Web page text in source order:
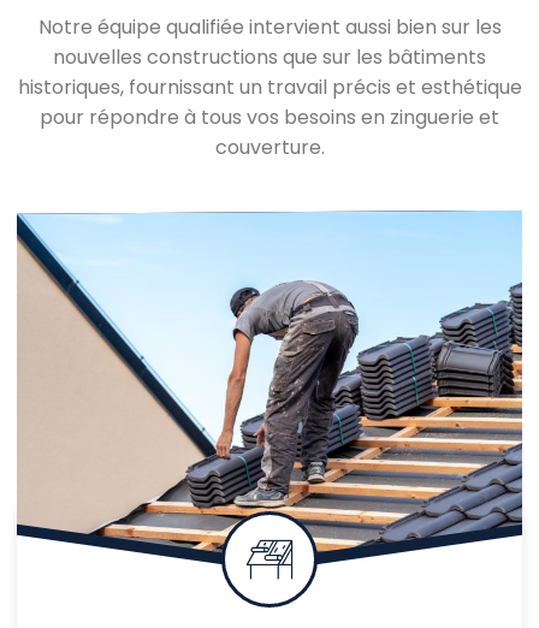
Notre équipe qualifiée intervient aussi bien sur les
nouvelles constructions que sur les bâtiments
historiques, fournissant un travail précis et esthétique
pour répondre à tous vos besoins en zinguerie et
couverture.